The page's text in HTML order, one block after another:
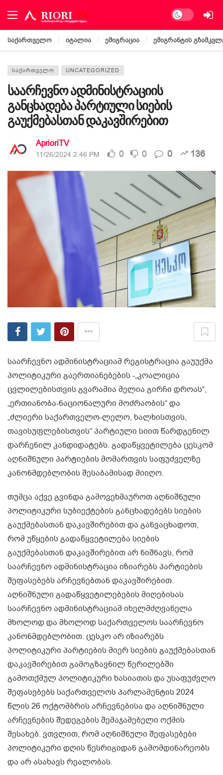
Dark mode
საქართველო იტალია ემიგრაცია ემიგრანტის
ᲡᲐᲥᲐᲠᲗᲕᲔᲚᲝ UNCATEGORIZED
საარჩევნო ადმინისტრაციის
განცხადება პარტიული სიების
გაუქმებასთან დაკავშირებით
AprioriTV
11/26/2024 2:46 PM 0 0 0 136
საარჩევნო ადმინისტრაციამ რეგისტრაცია გაუუქმა
პოლიტიკური გაერთიანებების -„კოალიცია
ცვლილებისთვის გვარამია მელია გირჩი დროას“,
„ერთიანობა-ნაციონალური მოძრაობის“ და
„ძლიერი საქართველო-ლელო, ხალხისთვის,
თავისუფლებისთვის“ პარტიული სიით წარდგენილ
დარჩენილ კანდიდატებს. გადაწყვეტილება ცესკომ
აღნიშნული პარტიების მომართვის საფუძველზე
კანონმდებლობის შესაბამისად მიიღო.
თუმცა აქვე გვინდა გამოვეხმაუროთ აღნიშნული
პოლიტიკური სუბიექტების განცხადებებს სიების
გაუქმებასთან დაკავშირებით და განვაცხადოთ,
რომ უწყების გადაწყვეტილება სიების
გაუქმებასთან დაკავშირებით არ ნიშნავს, რომ
საარჩევნო ადმინისტრაცია იზიარებს პარტიების
შეფასებებს არჩევნებთან დაკავშირებით.
აღნიშნული გადაწყვეტილებების მიღებისას
საარჩევნო ადმინისტრაციამ იხელმძღვანელა
მხოლოდ და მხოლოდ საქართველოს საარჩევნო
კანონმდებლობით. ცესკო არ იზიარებს
პოლიტიკური პარტიების მიერ სიების გაუქმებასთან
დაკავშირებით გამოგზავნილ წერილებში
გამოთქმულ პოლიტიკური ხასიათის და უსაფუძვლო
შეფასებებს საქართველოს პარლამენტის 2024
წლის 26 ოქტომბრის არჩევნებისა და აღნიშნული
არჩევნების შედეგების შემაჯამებელი ოქმის
შესახებ. ვთვლით, რომ აღნიშნული შეფასებები
პოლიტიკური დღის წესრიგიდან გამომდინარეობს
და არ ასახავს რეალობას.